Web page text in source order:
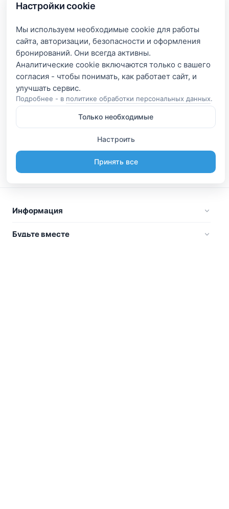
Настройки cookie
Мы используем необходимые cookie для работы
сайта, авторизации, безопасности и оформления
бронирований. Они всегда активны.
Аналитические cookie включаются только с вашего
согласия - чтобы понимать, как работает сайт, и
Подробнее - в политике обработки персональных данных.
Только необходимые
Настроить
Принять все
Информация
Будьте вместе